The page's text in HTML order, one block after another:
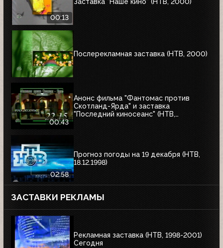
00:13
Послерекламная заставка (НТВ, 2000)
00:43
Анонс фильма "Фантомас против
Скотланд-Ярда" и заставка
"Последний киносеанс" (НТВ,
02:58
Прогноз погоды на 19 декабря (НТВ,
18.12.1998)
ЗАСТАВКИ РЕКЛАМЫ
Рекламная заставка (НТВ, 1998-2001)
Сегодня